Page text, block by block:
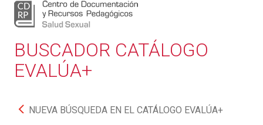
BUSCADOR CATÁLOGO
EVALÚA+
NUEVA BÚSQUEDA EN EL CATÁLOGO EVALÚA+